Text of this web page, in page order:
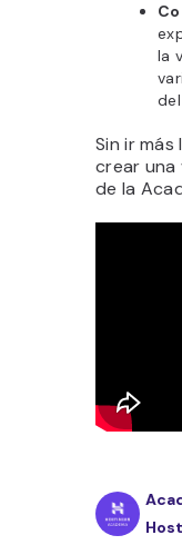
la
Sin ir
crear una
de la